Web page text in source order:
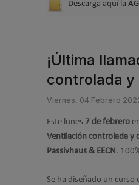
Descarga aquí la
¡Última
controlada y
Viernes, 04 Febrero
Este lunes 7 de febrero
Ventilación controlada y
Passivhaus & EECN.
Se ha diseñado un